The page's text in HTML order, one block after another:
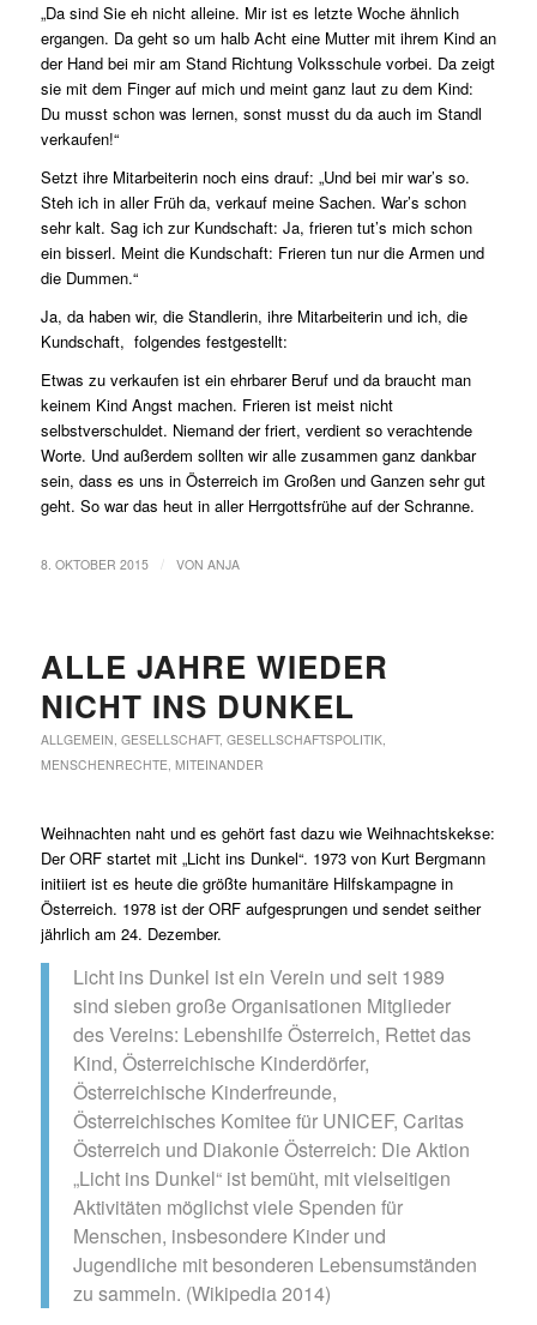
„Da sind Sie eh nicht alleine. Mir ist es letzte Woche ähnlich
ergangen. Da geht so um halb Acht eine Mutter mit ihrem Kind an
der Hand bei mir am Stand Richtung Volksschule vorbei. Da zeigt
sie mit dem Finger auf mich und meint ganz laut zu dem Kind:
Du musst schon was lernen, sonst musst du da auch im Standl
verkaufen!“
Setzt ihre Mitarbeiterin noch eins drauf: „Und bei mir war’s so.
Steh ich in aller Früh da, verkauf meine Sachen. War’s schon
sehr kalt. Sag ich zur Kundschaft: Ja, frieren tut’s mich schon
ein bisserl. Meint die Kundschaft: Frieren tun nur die Armen und
die Dummen.“
Ja, da haben wir, die Standlerin, ihre Mitarbeiterin und ich, die
Kundschaft, folgendes festgestellt:
Etwas zu verkaufen ist ein ehrbarer Beruf und da braucht man
keinem Kind Angst machen. Frieren ist meist nicht
selbstverschuldet. Niemand der friert, verdient so verachtende
Worte. Und außerdem sollten wir alle zusammen ganz dankbar
sein, dass es uns in Österreich im Großen und Ganzen sehr gut
geht. So war das heut in aller Herrgottsfrühe auf der Schranne.
8. OKTOBER 2015 VON ANJA
ALLE JAHRE WIEDER
NICHT INS DUNKEL
ALLGEMEIN, GESELLSCHAFT, GESELLSCHAFTSPOLITIK,
MENSCHENRECHTE, MITEINANDER
Weihnachten naht und es gehört fast dazu wie Weihnachtskekse:
Der ORF startet mit „Licht ins Dunkel“. 1973 von Kurt Bergmann
initiiert ist es heute die größte humanitäre Hilfskampagne in
Österreich. 1978 ist der ORF aufgesprungen und sendet seither
jährlich am 24. Dezember.
Licht ins Dunkel ist ein Verein und seit 1989
sind sieben große Organisationen Mitglieder
des Vereins: Lebenshilfe Österreich, Rettet das
Kind, Österreichische Kinderdörfer,
Österreichische Kinderfreunde,
Österreichisches Komitee für UNICEF, Caritas
Österreich und Diakonie Österreich: Die Aktion
„Licht ins Dunkel“ ist bemüht, mit vielseitigen
Aktivitäten möglichst viele Spenden für
Menschen, insbesondere Kinder und
Jugendliche mit besonderen Lebensumständen
zu sammeln. (Wikipedia 2014)